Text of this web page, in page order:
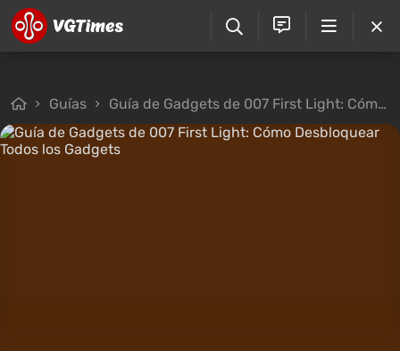
Guías Guía de Gadgets de 007 First Light: Cómo Desbloquear Todos los Gadgets